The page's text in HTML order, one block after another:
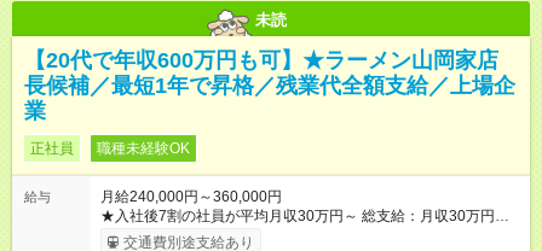
未読
【20代で年収600万円も可】★ラーメン山岡家店
長候補／最短1年で昇格／残業代全額支給／上場企
業
正社員 職種未経験OK
給与
月給240,000円～360,000円
★入社後7割の社員が平均月収30万円～ 総支給：月収30万円～
35万円 （内訳例） 基本給 24万円～ 残業手当 5万円～6万円
交通費別途支給あり